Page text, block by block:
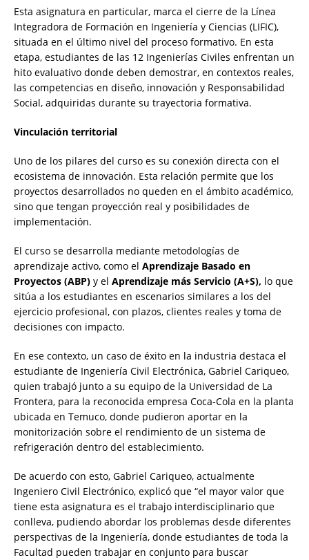
Esta asignatura en particular, marca el cierre de la Línea
Integradora de Formación en Ingeniería y Ciencias (LIFIC),
situada en el último nivel del proceso formativo. En esta
etapa, estudiantes de las 12 Ingenierías Civiles enfrentan un
hito evaluativo donde deben demostrar, en contextos reales,
las competencias en diseño, innovación y Responsabilidad
Social, adquiridas durante su trayectoria formativa.
Vinculación territorial
Uno de los pilares del curso es su conexión directa con el
ecosistema de innovación. Esta relación permite que los
proyectos desarrollados no queden en el ámbito académico,
sino que tengan proyección real y posibilidades de
implementación.
El curso se desarrolla mediante metodologías de
aprendizaje activo, como el Aprendizaje Basado en
Proyectos (ABP) y el Aprendizaje más Servicio (A+S), lo que
sitúa a los estudiantes en escenarios similares a los del
ejercicio profesional, con plazos, clientes reales y toma de
decisiones con impacto.
En ese contexto, un caso de éxito en la industria destaca el
estudiante de Ingeniería Civil Electrónica, Gabriel Cariqueo,
quien trabajó junto a su equipo de la Universidad de La
Frontera, para la reconocida empresa Coca-Cola en la planta
ubicada en Temuco, donde pudieron aportar en la
monitorización sobre el rendimiento de un sistema de
refrigeración dentro del establecimiento.
De acuerdo con esto, Gabriel Cariqueo, actualmente
Ingeniero Civil Electrónico, explicó que “el mayor valor que
tiene esta asignatura es el trabajo interdisciplinario que
conlleva, pudiendo abordar los problemas desde diferentes
perspectivas de la Ingeniería, donde estudiantes de toda la
Facultad pueden trabajar en conjunto para buscar